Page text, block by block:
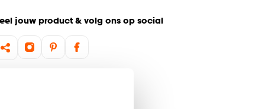
jouw product & volg ons op social